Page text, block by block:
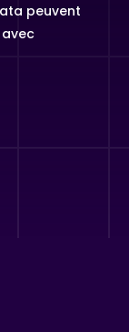
peuvent